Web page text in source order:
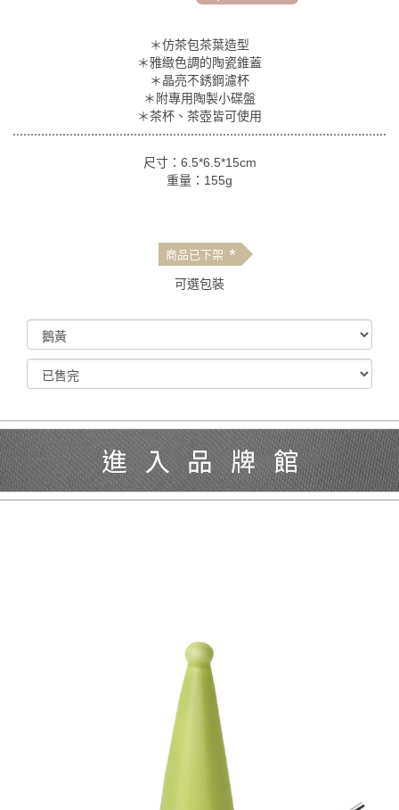
＊仿茶包茶葉造型
＊雅緻色調的陶瓷錐蓋
＊晶亮不銹鋼濾杯
＊附專用陶製小碟盤
＊茶杯、茶壺皆可使用
尺寸：6.5*6.5*15cm
重量：155g
商品已下架 *
可選包裝